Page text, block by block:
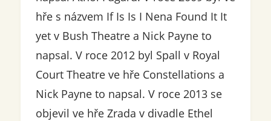
hře s názvem If Is Is I Nena Found It It
yet v Bush Theatre a Nick Payne to
napsal. V roce 2012 byl Spall v Royal
Court Theatre ve hře Constellations a
Nick Payne to napsal. V roce 2013 se
objevil ve hře Zrada v divadle Ethel